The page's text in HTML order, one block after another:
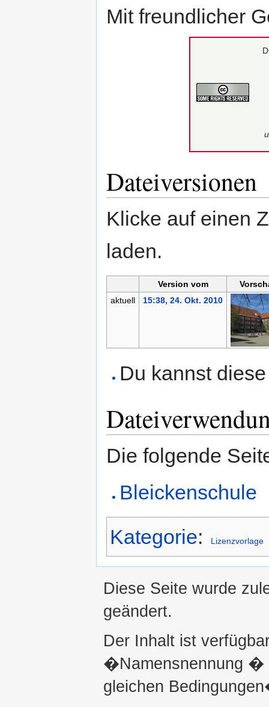
Mit freundlicher
Dateiversionen
Klicke auf einen
laden.
Version vom
aktuell
15:38, 24. Okt. 2010
Du kannst
Die folgende
Bleickenschule
Kategorie: Lizenzvorlage
Diese Seite wurde
geändert.
Der Inhalt ist
�Namensnennung �
gleichen